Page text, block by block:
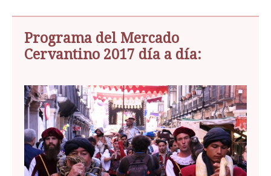
Programa del Mercado
Cervantino 2017 día a día: